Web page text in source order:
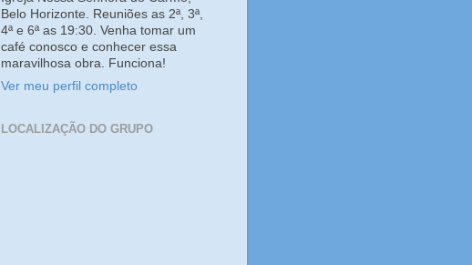
Belo Horizonte. Reuniões as 2ª, 3ª,
4ª e 6ª as 19:30. Venha tomar um
café conosco e conhecer essa
maravilhosa obra. Funciona!
Ver meu perfil completo
LOCALIZAÇÃO DO GRUPO